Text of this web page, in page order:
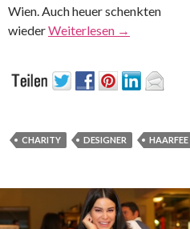
Wien. Auch heuer schenkten
wiederWeiterlesen →
CHARITY DESIGNER HAARFEE